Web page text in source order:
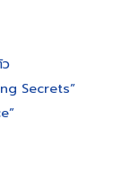
Secrets”